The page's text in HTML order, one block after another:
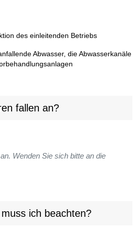
des einleitenden Betriebs
Abwasser, die Abwasserkanäle
fallen an?
Wenden Sie sich bitte an die
ich beachten?